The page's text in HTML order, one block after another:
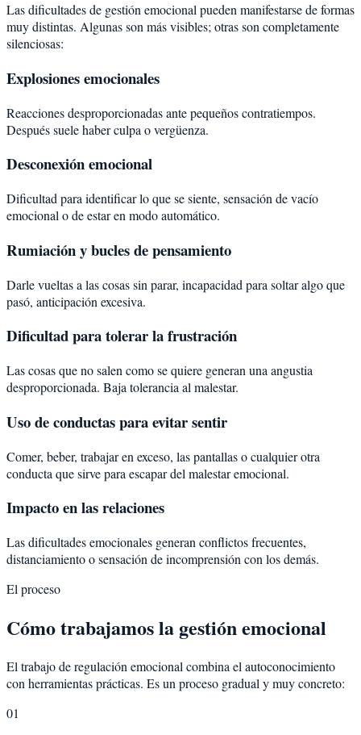
Las dificultades de gestión emocional pueden manifestarse de formas
muy distintas. Algunas son más visibles; otras son completamente
silenciosas:
Explosiones emocionales
Reacciones desproporcionadas ante pequeños contratiempos.
Después suele haber culpa o vergüenza.
Desconexión emocional
Dificultad para identificar lo que se siente, sensación de vacío
emocional o de estar en modo automático.
Rumiación y bucles de pensamiento
Darle vueltas a las cosas sin parar, incapacidad para soltar algo que
pasó, anticipación excesiva.
Dificultad para tolerar la frustración
Las cosas que no salen como se quiere generan una angustia
desproporcionada. Baja tolerancia al malestar.
Uso de conductas para evitar sentir
Comer, beber, trabajar en exceso, las pantallas o cualquier otra
conducta que sirve para escapar del malestar emocional.
Impacto en las relaciones
Las dificultades emocionales generan conflictos frecuentes,
distanciamiento o sensación de incomprensión con los demás.
El proceso
Cómo trabajamos la gestión emocional
El trabajo de regulación emocional combina el autoconocimiento
con herramientas prácticas. Es un proceso gradual y muy concreto:
01